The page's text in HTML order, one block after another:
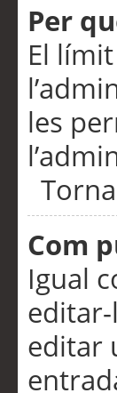
Per
El
les
Com
Igual
editar